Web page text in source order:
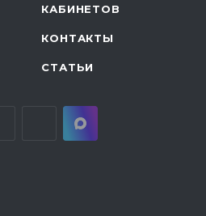
КАБИНЕТОВ
КОНТАКТЫ
СТАТЬИ